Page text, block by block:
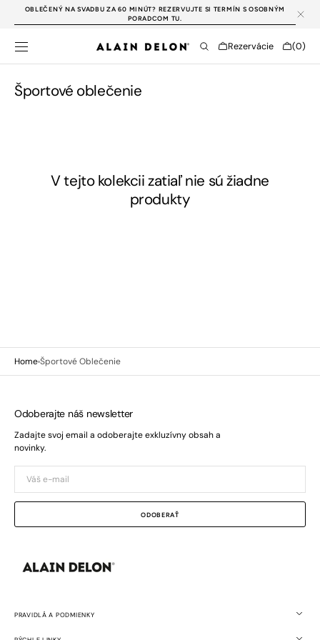
PREJSŤ NA
OBLEČENÝ NA SVADBU ZA 60 MINÚT? REZERVUJTE SI TERMÍN S OSOBNÝM
PORADCOM TU.
Rezervácie Cart
(0)
0
Kategória:
Športové oblečenie
V tejto kolekcii zatiaľ nie sú žiadne
produkty
HomeŠportové Oblečenie
PRAVIDLÁ A PODMIENKY
Odoberajte náš newsletter
Zadajte svoj email a odoberajte exkluzívny obsah a
novinky.
ODOBERAŤ